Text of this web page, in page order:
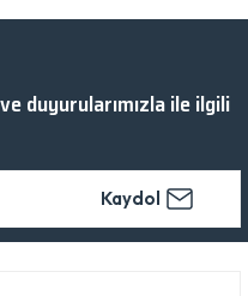
duyurularımızla ile ilgili
Kaydol